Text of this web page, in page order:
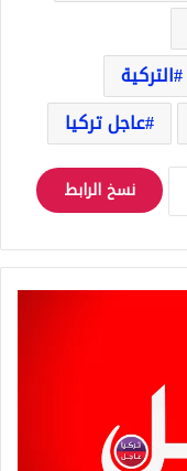
التركية
عاجل تركيا
نسخ الرابط